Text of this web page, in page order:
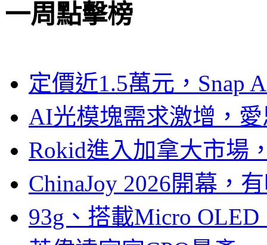
一周點擊榜
定價近1.5萬元，Snap
AI光模塊需求激增，
Rokid進入加拿大市場
ChinaJoy 2026開幕，
93g、搭載Micro